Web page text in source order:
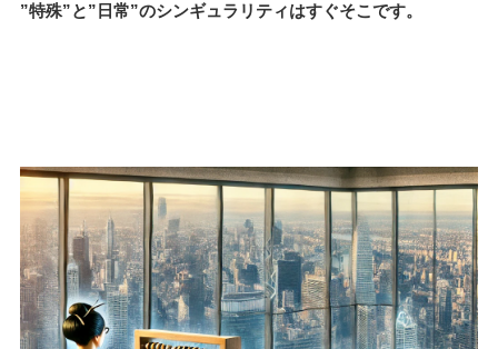
”特殊”と”日常”のシンギュラリティはすぐそこです。